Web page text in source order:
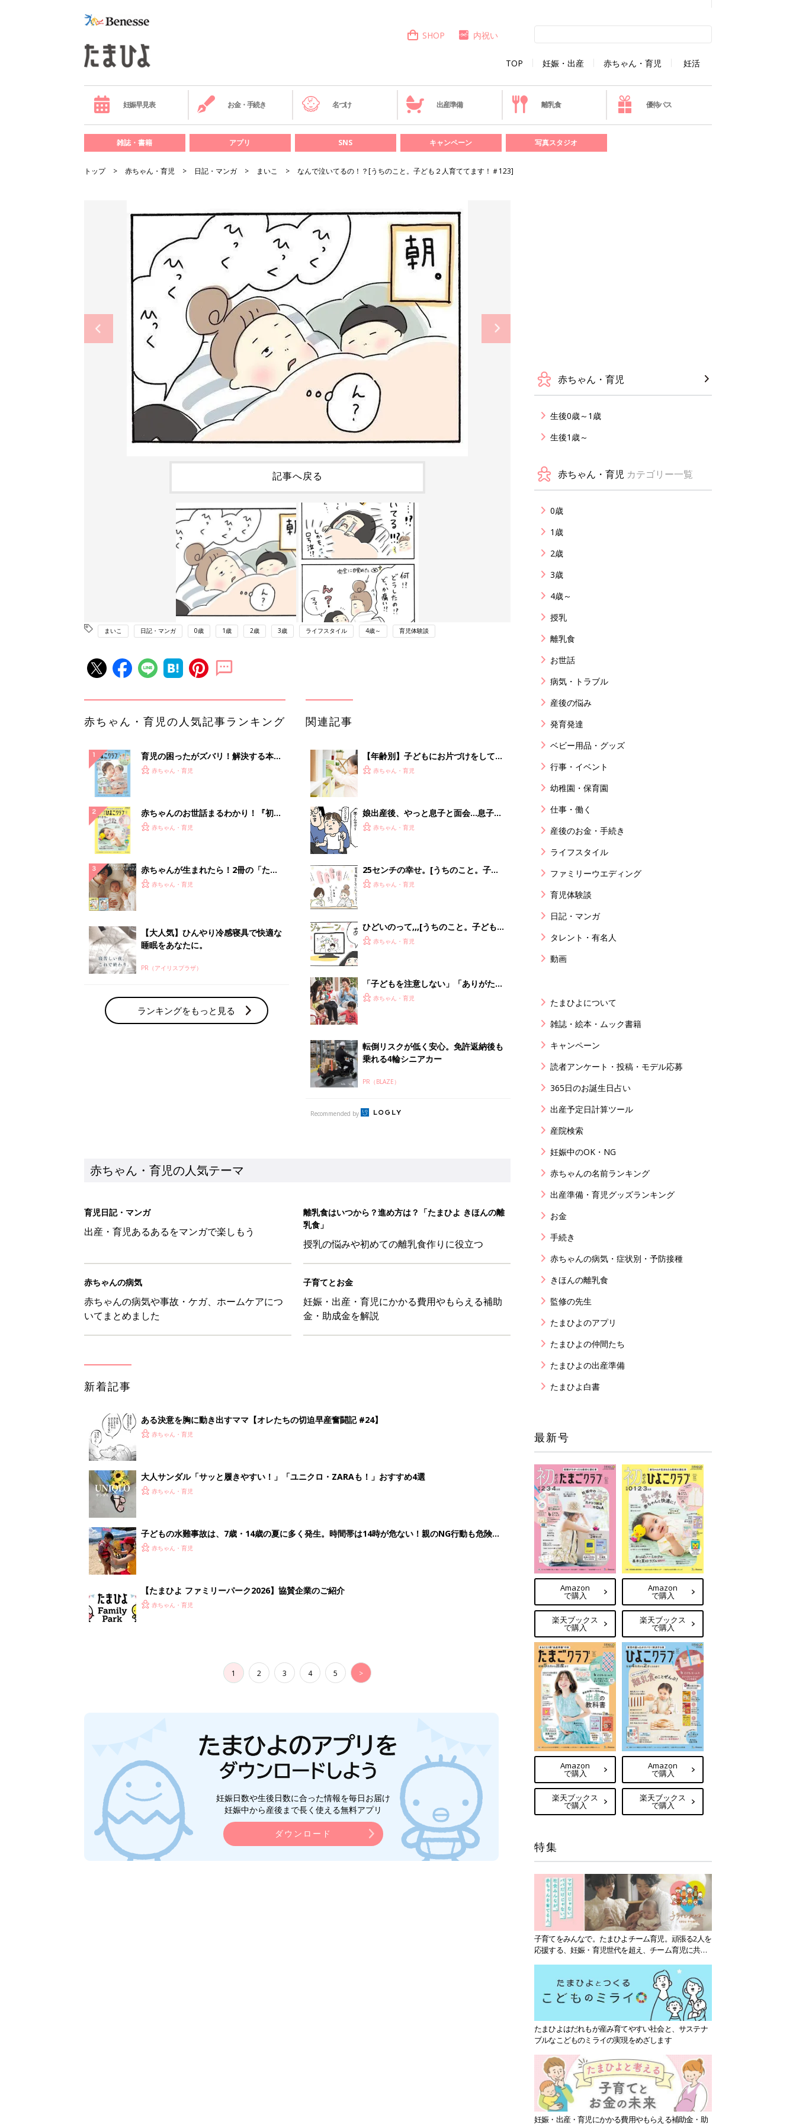
TOP 妊娠・出産 赤ちゃん・育児 妊活
SHOP 内祝い
妊娠早見表 お金・手続き 名づけ 出産準備 離乳食 優待パス
雑誌・書籍 アプリ SNS キャンペーン 写真スタジオ
トップ 赤ちゃん・育児 日記・マンガ まいこ なんで泣いてるの！？[うちのこと。子ども２人育ててます！＃123]
記事へ戻る
まいこ 日記・マンガ 0歳 1歳 2歳 3歳 ライフスタイル 4歳～ 育児体験談
赤ちゃん・育児の人気記事ランキング
育児の困ったがズバリ！解決する本
『ひよこクラブ 夏号』 4カ月～2才
赤ちゃん・育児
赤ちゃんのお世話まるわかり！『初め
てのひよこクラブ 夏号』〈巻頭大特
赤ちゃん・育児
赤ちゃんが生まれたら！2冊の「たま
ひよ」
赤ちゃん・育児
【大人気】ひんやり冷感寝具で快適な
睡眠をあなたに。
PR（アイリスプラザ）
ランキングをもっと見る
関連記事
【年齢別】子どもにお片づけをしても
らうには？ママ・パパたちの工夫を教
赤ちゃん・育児
娘出産後、やっと息子と面会…息子の
反応は【ツボウチ育児劇場 #83】
赤ちゃん・育児
25センチの幸せ。[うちのこと。子ど
も２人育ててます！#198]
赤ちゃん・育児
ひどいのって,,,[うちのこと。子ども２
人育ててます！#191]
赤ちゃん・育児
「子どもを注意しない」「ありがた迷
惑なおさがり」「えっ、ライバル
赤ちゃん・育児
転倒リスクが低く安心。免許返納後も
乗れる4輪シニアカー
PR（BLAZE）
Recommended by
赤ちゃん・育児の人気テーマ
育児日記・マンガ
出産・育児あるあるをマンガで楽しもう
離乳食はいつから？進め方は？「たまひよ きほんの離
乳食」
授乳の悩みや初めての離乳食作りに役立つ
赤ちゃんの病気
赤ちゃんの病気や事故・ケガ、ホームケアにつ
いてまとめました
子育てとお金
妊娠・出産・育児にかかる費用やもらえる補助
金・助成金を解説
新着記事
ある決意を胸に動き出すママ【オレたちの切迫早産奮闘記 #24】
赤ちゃん・育児
大人サンダル「サッと履きやすい！」「ユニクロ・ZARAも！」おすすめ4選
赤ちゃん・育児
子どもの水難事故は、7歳・14歳の夏に多く発生。時間帯は14時が危ない！親のNG行動も危険を
まねく【専門家】
赤ちゃん・育児
【たまひよ ファミリーパーク2026】協賛企業のご紹介
赤ちゃん・育児
1 2 3 4 5 >
妊娠日数や生後日数に合った情報を毎日お届け
妊娠中から産後まで長く使える無料アプリ
ダウンロード
赤ちゃん・育児
生後0歳～1歳
生後1歳～
赤ちゃん・育児 カテゴリー一覧
0歳
1歳
2歳
3歳
4歳～
授乳
離乳食
お世話
病気・トラブル
産後の悩み
発育発達
ベビー用品・グッズ
行事・イベント
幼稚園・保育園
仕事・働く
産後のお金・手続き
ライフスタイル
ファミリーウエディング
育児体験談
日記・マンガ
タレント・有名人
動画
たまひよについて
雑誌・絵本・ムック書籍
キャンペーン
読者アンケート・投稿・モデル応募
365日のお誕生日占い
出産予定日計算ツール
産院検索
妊娠中のOK・NG
赤ちゃんの名前ランキング
出産準備・育児グッズランキング
お金
手続き
赤ちゃんの病気・症状別・予防接種
きほんの離乳食
監修の先生
たまひよのアプリ
たまひよの仲間たち
たまひよの出産準備
たまひよ白書
最新号
Amazon
で購入
楽天ブックス
で購入
Amazon
で購入
楽天ブックス
で購入
Amazon
で購入
楽天ブックス
で購入
Amazon
で購入
楽天ブックス
で購入
特集
子育てをみんなで。たまひよチーム育児。頑張る2人を
応援する、妊娠・育児世代を超え、チーム育児に共感
たまひよはだれもが産み育てやすい社会と、サステナ
ブルなこどものミライの実現をめざします
妊娠・出産・育児にかかる費用やもらえる補助金・助